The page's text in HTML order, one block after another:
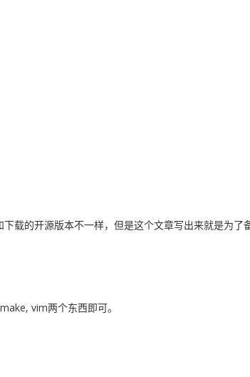
载的开源版本不一样，但是这个文章写出来就是为了
vim两个东西即可。